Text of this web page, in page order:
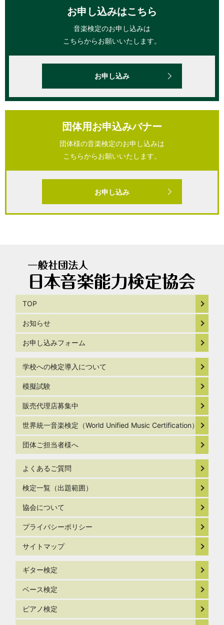
お申し込みはこちら
音楽検定のお申し込みは
こちらからお願いいたします。
お申し込み
団体用お申込みバナー
団体様の音楽検定のお申し込みは
こちらからお願いいたします。
お申し込み
TOP
お知らせ
お申し込みフォーム
学校への検定導入について
模擬試験
販売代理店募集中
世界統一音楽検定（World Unified Music Certification）
団体ご担当者様へ
よくあるご質問
検定一覧（出題範囲）
協会について
プライバシーポリシー
サイトマップ
ギター検定
ベース検定
ピアノ検定